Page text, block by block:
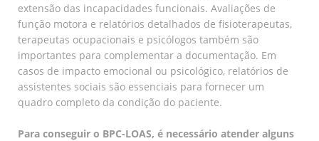
extensão das incapacidades funcionais. Avaliações de
função motora e relatórios detalhados de fisioterapeutas,
terapeutas ocupacionais e psicólogos também são
importantes para complementar a documentação. Em
casos de impacto emocional ou psicológico, relatórios de
assistentes sociais são essenciais para fornecer um
quadro completo da condição do paciente.
Para conseguir o BPC-LOAS, é necessário atender alguns